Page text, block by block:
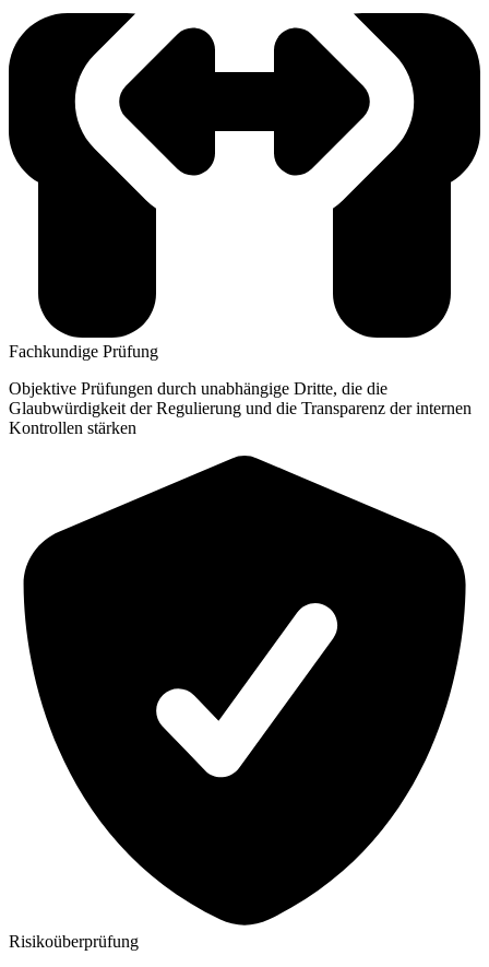
Fachkundige Prüfung
Objektive Prüfungen durch unabhängige Dritte, die die
Glaubwürdigkeit der Regulierung und die Transparenz der internen
Kontrollen stärken
Risikoüberprüfung